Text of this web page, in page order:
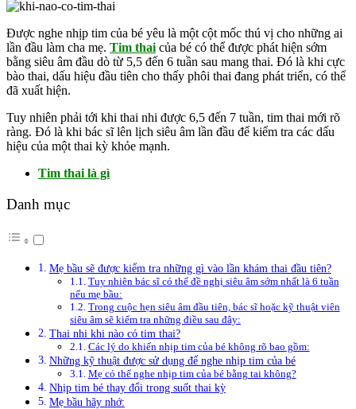
Được nghe nhịp tim của bé yêu là một cột mốc thú vị cho những ai
lần đầu làm cha mẹ. Tim thai của bé có thể được phát hiện sớm
bằng siêu âm đầu dò từ 5,5 đến 6 tuần sau mang thai. Đó là khi cực
bào thai, dấu hiệu đầu tiên cho thấy phôi thai đang phát triển, có thể
đã xuất hiện.
Tuy nhiên phải tới khi thai nhi được 6,5 đến 7 tuần, tim thai mới rõ
ràng. Đó là khi bác sĩ lên lịch siêu âm lần đầu để kiểm tra các dấu
hiệu của một thai kỳ khỏe mạnh.
Tim thai là gì
Danh mục
Mẹ bầu sẽ được kiểm tra những gì vào lần khám thai đầu tiên?
Tuy nhiên bác sĩ có thể đề nghị siêu âm sớm nhất là 6 tuần
nếu mẹ bầu:
Trong cuộc hẹn siêu âm đầu tiên, bác sĩ hoặc kỹ thuật viên
siêu âm sẽ kiểm tra những điều sau đây:
Thai nhi khi nào có tim thai?
Các lý do khiến nhịp tim của bé không rõ bao gồm:
Những kỹ thuật được sử dụng để nghe nhịp tim của bé
Mẹ có thể nghe nhịp tim của bé bằng tai không?
Nhịp tim bé thay đổi trong suốt thai kỳ
Mẹ bầu hãy nhớ: